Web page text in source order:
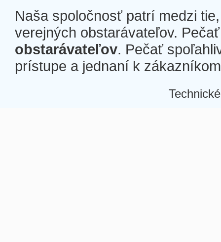
Naša spoločnosť patrí medzi
verejných obstarávateľov.
obstarávateľov. Pečať
prístupe a jednaní k